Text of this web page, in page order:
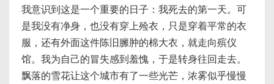
我意识到这是一个重要的日子：我死去的第一天。可
是我没有净身，也没有穿上殓衣，只是穿着平常的衣
服，还有外面这件陈旧臃肿的棉大衣，就走向殡仪
馆。我为自己的冒失感到羞愧，于是转身往回走去。
飘落的雪花让这个城市有了一些光芒，浓雾似乎慢慢